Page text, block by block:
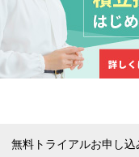
無料トライアルお申し